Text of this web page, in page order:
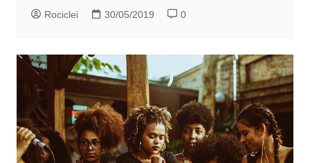
Rociclei 30/05/2019 0